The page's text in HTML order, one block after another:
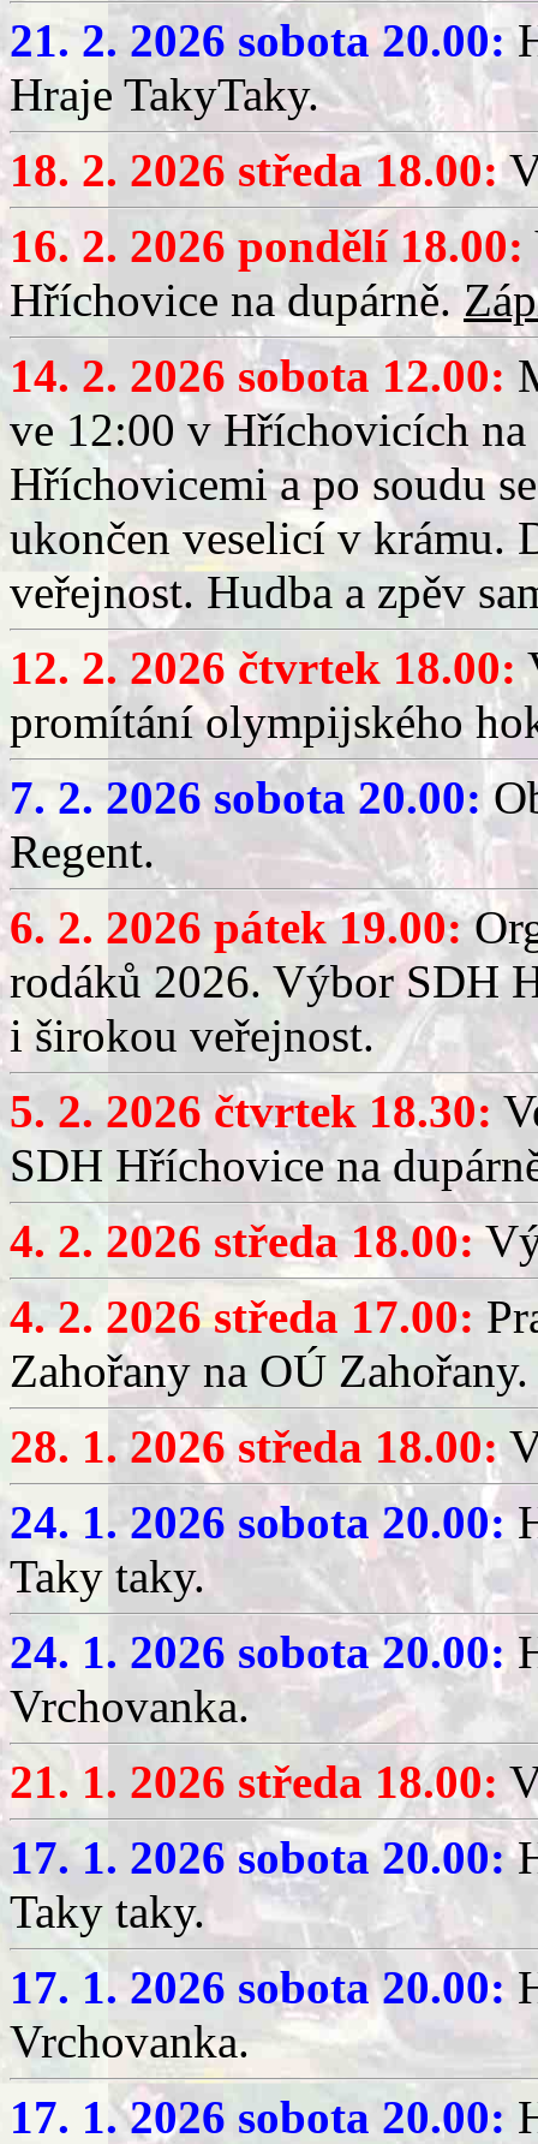
21. 2. 2026 sobota 20.00:
Hraje TakyTaky.
18. 2. 2026 středa 18.00:
16. 2. 2026 pondělí 18.00:
Hříchovice na dupárně.
14. 2. 2026 sobota 12.00:
ve 12:00 v Hříchovicích
Hříchovicemi a po soudu
ukončen veselicí v krámu.
veřejnost. Hudba a zpěv
12. 2. 2026 čtvrtek 18.00:
promítání olympijského
7. 2. 2026 sobota 20.00:
Regent.
6. 2. 2026 pátek 19.00:
rodáků 2026. Výbor SDH
i širokou veřejnost.
5. 2. 2026 čtvrtek 18.30:
SDH Hříchovice na
4. 2. 2026 středa 18.00:
4. 2. 2026 středa 17.00:
Zahořany na OÚ Zahořany.
28. 1. 2026 středa 18.00:
24. 1. 2026 sobota 20.00:
Taky taky.
24. 1. 2026 sobota 20.00:
Vrchovanka.
21. 1. 2026 středa 18.00:
17. 1. 2026 sobota 20.00:
Taky taky.
17. 1. 2026 sobota 20.00:
Vrchovanka.
17. 1. 2026 sobota 20.00: